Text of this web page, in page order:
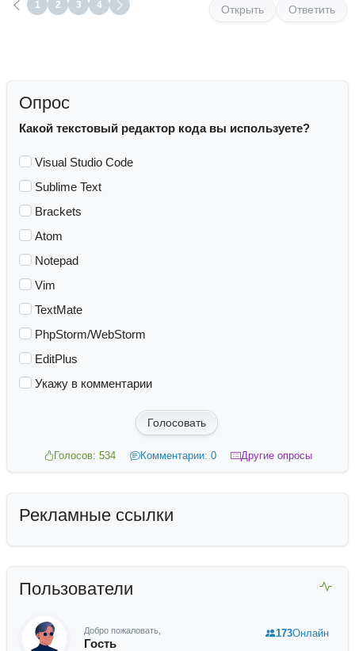
1 2 3 4 Открыть Ответить
Опрос
Какой текстовый редактор кода вы используете?
Visual Studio Code
Sublime Text
Brackets
Atom
Notepad
Vim
TextMate
PhpStorm/WebStorm
EditPlus
Укажу в комментарии
Голосовать
Голосов: 534 Комментарии: 0 Другие опросы
Рекламные ссылки
Пользователи
Добро пожаловать,
Гость
173Онлайн